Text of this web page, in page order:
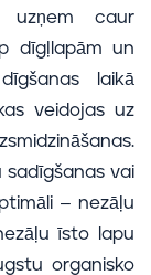
uzņem caur
dīgļlapām un
laikā
veidojas uz
sadīgšanas vai
– nezāļu
īsto lapu
organisko